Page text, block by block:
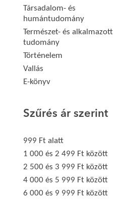
Társadalom- és
humántudomány
Természet- és alkalmazott
tudomány
Történelem
Vallás
E-könyv
Szűrés ár szerint
999 Ft alatt
1 000 és 2 499 Ft között
2 500 és 3 999 Ft között
4 000 és 5 999 Ft között
6 000 és 9 999 Ft között